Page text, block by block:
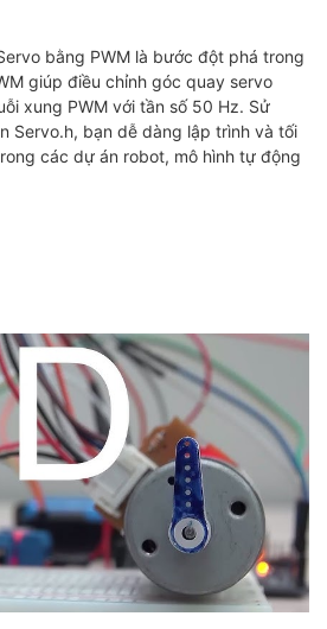
bằng PWM là bước đột phá trong
giúp điều chỉnh góc quay servo
xung PWM với tần số 50 Hz. Sử
Servo.h, bạn dễ dàng lập trình và tối
các dự án robot, mô hình tự động